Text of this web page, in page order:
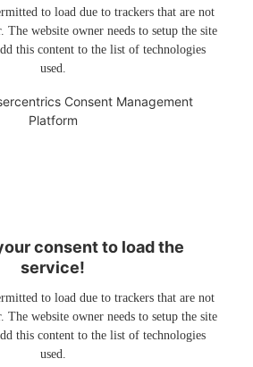
to load due to trackers that are not
The website owner needs to setup the site
this content to the list of technologies
used.
Consent Management
Platform
consent to load the
service!
to load due to trackers that are not
The website owner needs to setup the site
this content to the list of technologies
used.